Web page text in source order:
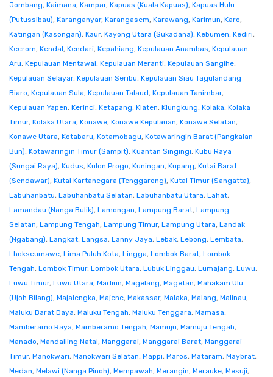
Jombang, Kaimana, Kampar, Kapuas (Kuala Kapuas), Kapuas Hulu
(Putussibau), Karanganyar, Karangasem, Karawang, Karimun, Karo,
Katingan (Kasongan), Kaur, Kayong Utara (Sukadana), Kebumen, Kediri,
Keerom, Kendal, Kendari, Kepahiang, Kepulauan Anambas, Kepulauan
Aru, Kepulauan Mentawai, Kepulauan Meranti, Kepulauan Sangihe,
Kepulauan Selayar, Kepulauan Seribu, Kepulauan Siau Tagulandang
Biaro, Kepulauan Sula, Kepulauan Talaud, Kepulauan Tanimbar,
Kepulauan Yapen, Kerinci, Ketapang, Klaten, Klungkung, Kolaka, Kolaka
Timur, Kolaka Utara, Konawe, Konawe Kepulauan, Konawe Selatan,
Konawe Utara, Kotabaru, Kotamobagu, Kotawaringin Barat (Pangkalan
Bun), Kotawaringin Timur (Sampit), Kuantan Singingi, Kubu Raya
(Sungai Raya), Kudus, Kulon Progo, Kuningan, Kupang, Kutai Barat
(Sendawar), Kutai Kartanegara (Tenggarong), Kutai Timur (Sangatta),
Labuhanbatu, Labuhanbatu Selatan, Labuhanbatu Utara, Lahat,
Lamandau (Nanga Bulik), Lamongan, Lampung Barat, Lampung
Selatan, Lampung Tengah, Lampung Timur, Lampung Utara, Landak
(Ngabang), Langkat, Langsa, Lanny Jaya, Lebak, Lebong, Lembata,
Lhokseumawe, Lima Puluh Kota, Lingga, Lombok Barat, Lombok
Tengah, Lombok Timur, Lombok Utara, Lubuk Linggau, Lumajang, Luwu,
Luwu Timur, Luwu Utara, Madiun, Magelang, Magetan, Mahakam Ulu
(Ujoh Bilang), Majalengka, Majene, Makassar, Malaka, Malang, Malinau,
Maluku Barat Daya, Maluku Tengah, Maluku Tenggara, Mamasa,
Mamberamo Raya, Mamberamo Tengah, Mamuju, Mamuju Tengah,
Manado, Mandailing Natal, Manggarai, Manggarai Barat, Manggarai
Timur, Manokwari, Manokwari Selatan, Mappi, Maros, Mataram, Maybrat,
Medan, Melawi (Nanga Pinoh), Mempawah, Merangin, Merauke, Mesuji,